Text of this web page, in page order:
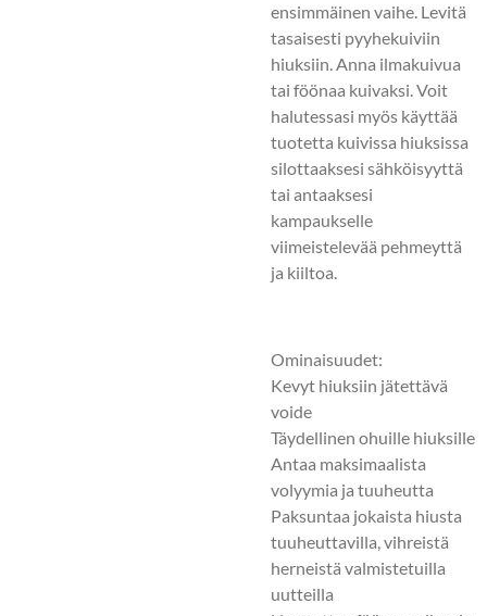
ensimmäinen vaihe. Levitä
tasaisesti pyyhekuiviin
hiuksiin. Anna ilmakuivua
tai föönaa kuivaksi. Voit
halutessasi myös käyttää
tuotetta kuivissa hiuksissa
silottaaksesi sähköisyyttä
tai antaaksesi
kampaukselle
viimeistelevää pehmeyttä
ja kiiltoa.
Ominaisuudet:
Kevyt hiuksiin jätettävä
voide
Täydellinen ohuille hiuksille
Antaa maksimaalista
volyymia ja tuuheutta
Paksuntaa jokaista hiusta
tuuheuttavilla, vihreistä
herneistä valmistetuilla
uutteilla